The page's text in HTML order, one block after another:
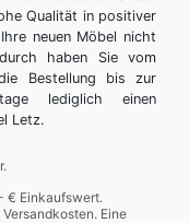
Qualität in positiver
neuen Möbel nicht
haben Sie vom
Bestellung bis zur
lediglich einen
Letz.
€ Einkaufswert.
Eine